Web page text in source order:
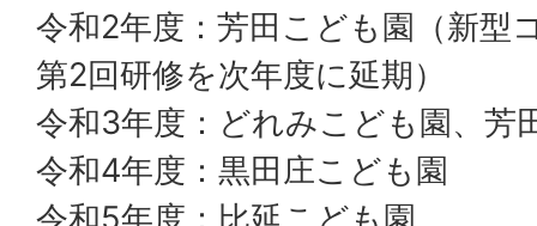
令和2年度：芳田こども園（新型
第2回研修を次年度に延期）
令和3年度：どれみこども園、芳
令和4年度：黒田庄こども園